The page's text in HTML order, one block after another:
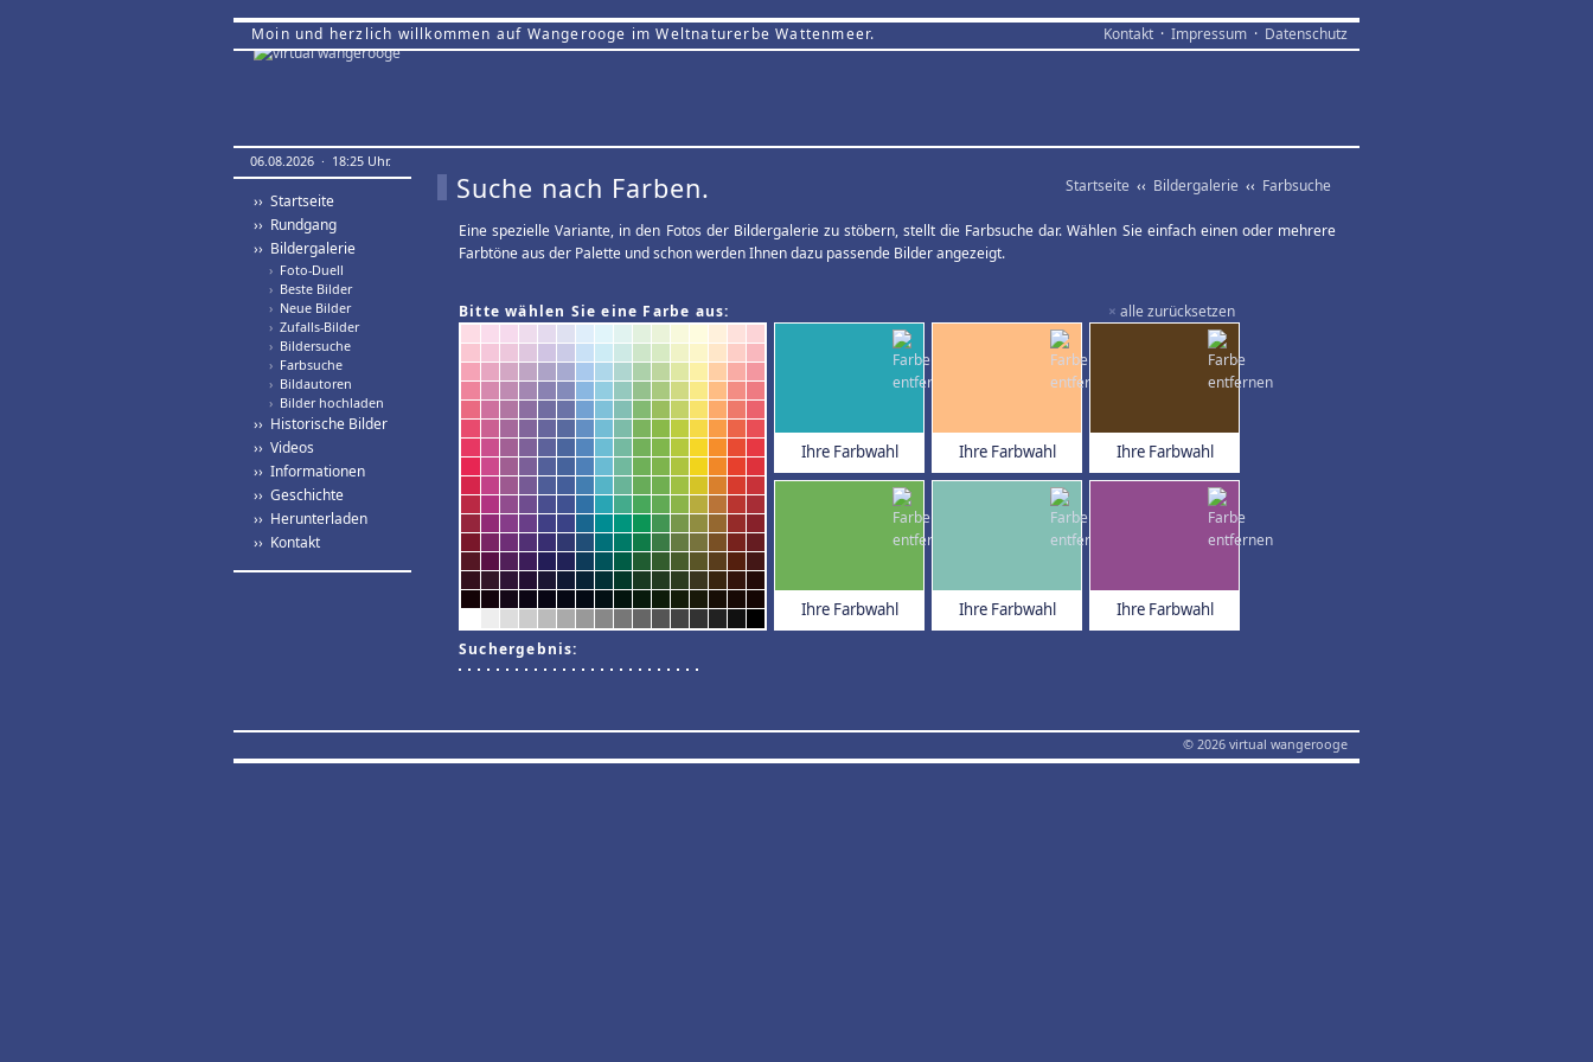
Moin und herzlich willkommen auf Wangerooge im Weltnaturerbe Wattenmeer. Kontakt · Impressum · Datenschutz
06.08.2026 · 18:25 Uhr.
›› Startseite
›› Rundgang
›› Bildergalerie
› Foto-Duell
› Beste Bilder
› Neue Bilder
› Zufalls-Bilder
› Bildersuche
› Farbsuche
› Bildautoren
› Bilder hochladen
›› Historische Bilder
›› Videos
›› Informationen
›› Geschichte
›› Herunterladen
›› Kontakt
Startseite ‹‹ Bildergalerie ‹‹ Farbsuche
Suche nach Farben.
Eine spezielle Variante, in den Fotos der Bildergalerie zu stöbern, stellt die Farbsuche dar. Wählen Sie einfach einen oder mehrere
Farbtöne aus der Palette und schon werden Ihnen dazu passende Bilder angezeigt.
× alle zurücksetzen
Bitte wählen Sie eine Farbe aus:
Ihre Farbwahl Ihre Farbwahl Ihre Farbwahl
Ihre Farbwahl Ihre Farbwahl Ihre Farbwahl
Suchergebnis:
© 2026 virtual wangerooge